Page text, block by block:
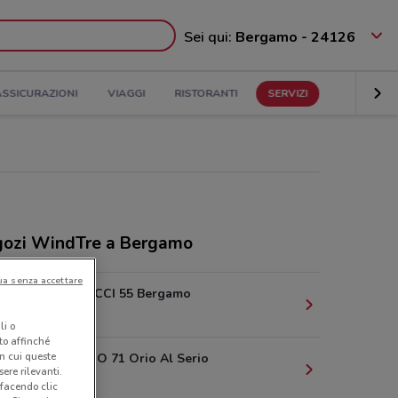
Sei qui: Bergamo - 24126
VIAGGI RISTORANTI SERVIZI
WindTre a Bergamo
VIA CARDUCCI 55 Bergamo
VIA PORTICO 71 Orio Al Serio
2.3 km
o
affinché
cui queste
rilevanti.
clic
senza accettare